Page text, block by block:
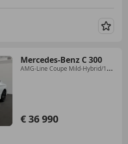
Mercedes-Benz C 300
AMG-Line Coupe Mild-Hybrid/1
€ 36 990